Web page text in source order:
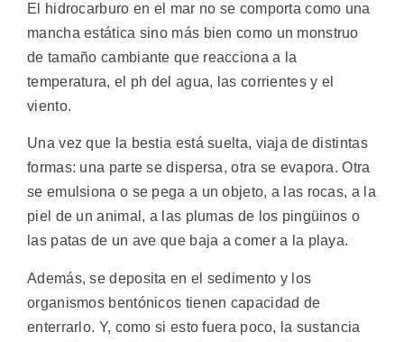
El hidrocarburo en el mar no se comporta como una
mancha estática sino más bien como un monstruo
de tamaño cambiante que reacciona a la
temperatura, el ph del agua, las corrientes y el
viento.
Una vez que la bestia está suelta, viaja de distintas
formas: una parte se dispersa, otra se evapora. Otra
se emulsiona o se pega a un objeto, a las rocas, a la
piel de un animal, a las plumas de los pingüinos o
las patas de un ave que baja a comer a la playa.
Además, se deposita en el sedimento y los
organismos bentónicos tienen capacidad de
enterrarlo. Y, como si esto fuera poco, la sustancia